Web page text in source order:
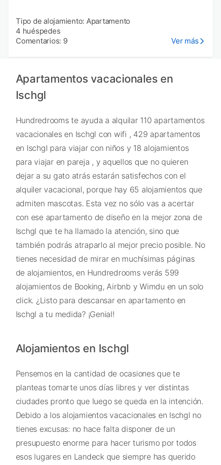
Tipo de alojamiento: Apartamento
4 huéspedes
Comentarios: 9
Ver más
Apartamentos vacacionales en
Ischgl
Hundredrooms te ayuda a alquilar 110 apartamentos
vacacionales en Ischgl con wifi , 429 apartamentos
en Ischgl para viajar con niños y 18 alojamientos
para viajar en pareja , y aquellos que no quieren
dejar a su gato atrás estarán satisfechos con el
alquiler vacacional, porque hay 65 alojamientos que
admiten mascotas. Esta vez no sólo vas a acertar
con ese apartamento de diseño en la mejor zona de
Ischgl que te ha llamado la atención, sino que
también podrás atraparlo al mejor precio posible. No
tienes necesidad de mirar en muchísimas páginas
de alojamientos, en Hundredrooms verás 599
alojamientos de Booking, Airbnb y Wimdu en un solo
click. ¿Listo para descansar en apartamento en
Ischgl a tu medida? ¡Genial!
Alojamientos en Ischgl
Pensemos en la cantidad de ocasiones que te
planteas tomarte unos días libres y ver distintas
ciudades pronto que luego se queda en la intención.
Debido a los alojamientos vacacionales en Ischgl no
tienes excusas: no hace falta disponer de un
presupuesto enorme para hacer turismo por todos
esos lugares en Landeck que siempre has querido